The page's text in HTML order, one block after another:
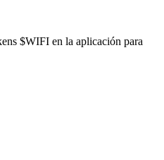
$WIFI en la aplicación para